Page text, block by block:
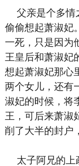
父亲是个多情
偷偷想起萧淑妃
一死，只是因为
王皇后和萧淑妃
想起萧淑妃那心
两个女儿，还有
淑妃的时候，将
王，可后来萧淑
削了大半的封户
太子阿兄的上